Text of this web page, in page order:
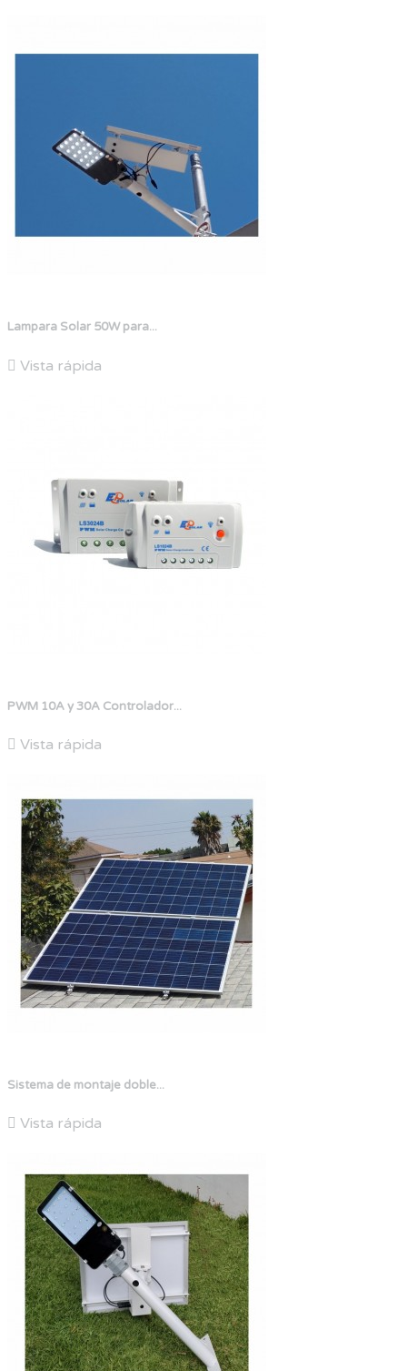
Lampara Solar 50W para...
 Vista rápida
PWM 10A y 30A Controlador...
 Vista rápida
Sistema de montaje doble...
 Vista rápida